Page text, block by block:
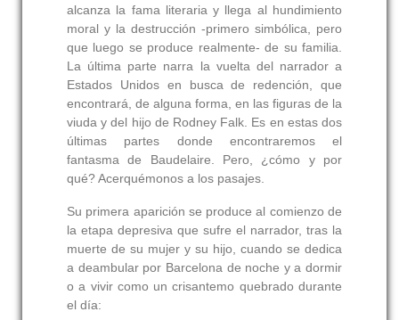
alcanza la fama literaria y llega al hundimiento
moral y la destrucción -primero simbólica, pero
que luego se produce realmente- de su familia.
La última parte narra la vuelta del narrador a
Estados Unidos en busca de redención, que
encontrará, de alguna forma, en las figuras de la
viuda y del hijo de Rodney Falk. Es en estas dos
últimas partes donde encontraremos el
fantasma de Baudelaire. Pero, ¿cómo y por
qué? Acerquémonos a los pasajes.
Su primera aparición se produce al comienzo de
la etapa depresiva que sufre el narrador, tras la
muerte de su mujer y su hijo, cuando se dedica
a deambular por Barcelona de noche y a dormir
o a vivir como un crisantemo quebrado durante
el día: